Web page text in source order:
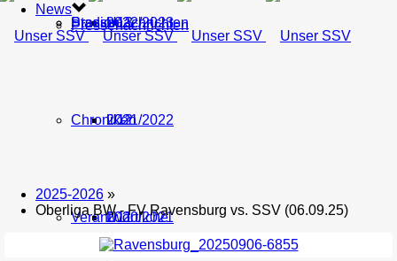
U13
U12
U11
2022/2023
2021/2022
2020/2021
Stadion
Chroniken
Verantwortliche
Pressenachrichten
News
Pressenachrichten
2025-2026 »
Oberliga BW - FV Ravensburg vs. SSV (06.09.25)